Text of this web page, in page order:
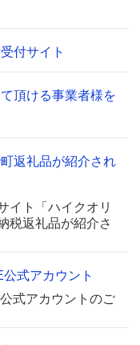
付サイト
頂ける事業者様を
返礼品が紹介され
イト「ハイクオリ
税返礼品が紹介さ
式アカウント
式アカウントのご